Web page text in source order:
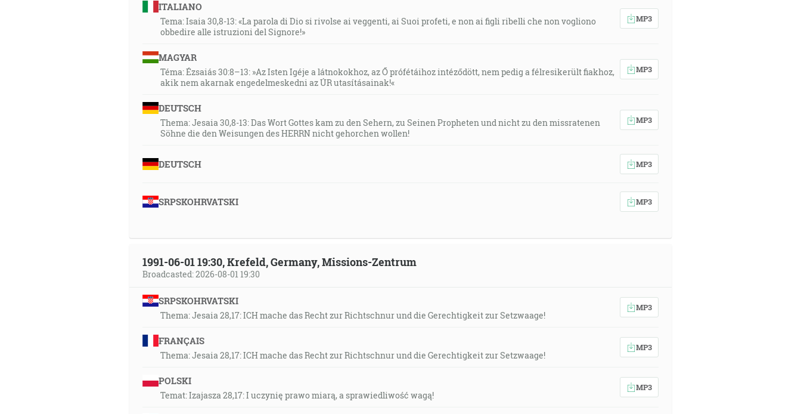
ITALIANO
Tema: Isaia 30,8-13: «La parola di Dio si rivolse ai veggenti, ai Suoi profeti, e non ai figli ribelli che non vogliono
obbedire alle istruzioni del Signore!»
MP3
MAGYAR
Téma: Ézsaiás 30:8–13: »Az Isten Igéje a látnokokhoz, az Ő prófétáihoz intéződött, nem pedig a félresikerült fiakhoz,
akik nem akarnak engedelmeskedni az ÚR utasításainak!«
MP3
DEUTSCH
Thema: Jesaia 30,8-13: Das Wort Gottes kam zu den Sehern, zu Seinen Propheten und nicht zu den missratenen
Söhne die den Weisungen des HERRN nicht gehorchen wollen!
MP3
DEUTSCH MP3
SRPSKOHRVATSKI MP3
1991-06-01 19:30, Krefeld, Germany, Missions-Zentrum
Broadcasted: 2026-08-01 19:30
SRPSKOHRVATSKI
Thema: Jesaia 28,17: ICH mache das Recht zur Richtschnur und die Gerechtigkeit zur Setzwaage!
MP3
FRANÇAIS
Thema: Jesaia 28,17: ICH mache das Recht zur Richtschnur und die Gerechtigkeit zur Setzwaage!
MP3
POLSKI
Temat: Izajasza 28,17: I uczynię prawo miarą, a sprawiedliwość wagą!
MP3